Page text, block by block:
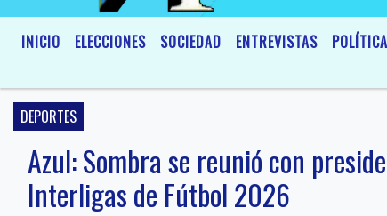
INICIO ELECCIONES SOCIEDAD ENTREVISTAS POLÍTICA
DEPORTES
Azul: Sombra se reunió con
Interligas de Fútbol 2026